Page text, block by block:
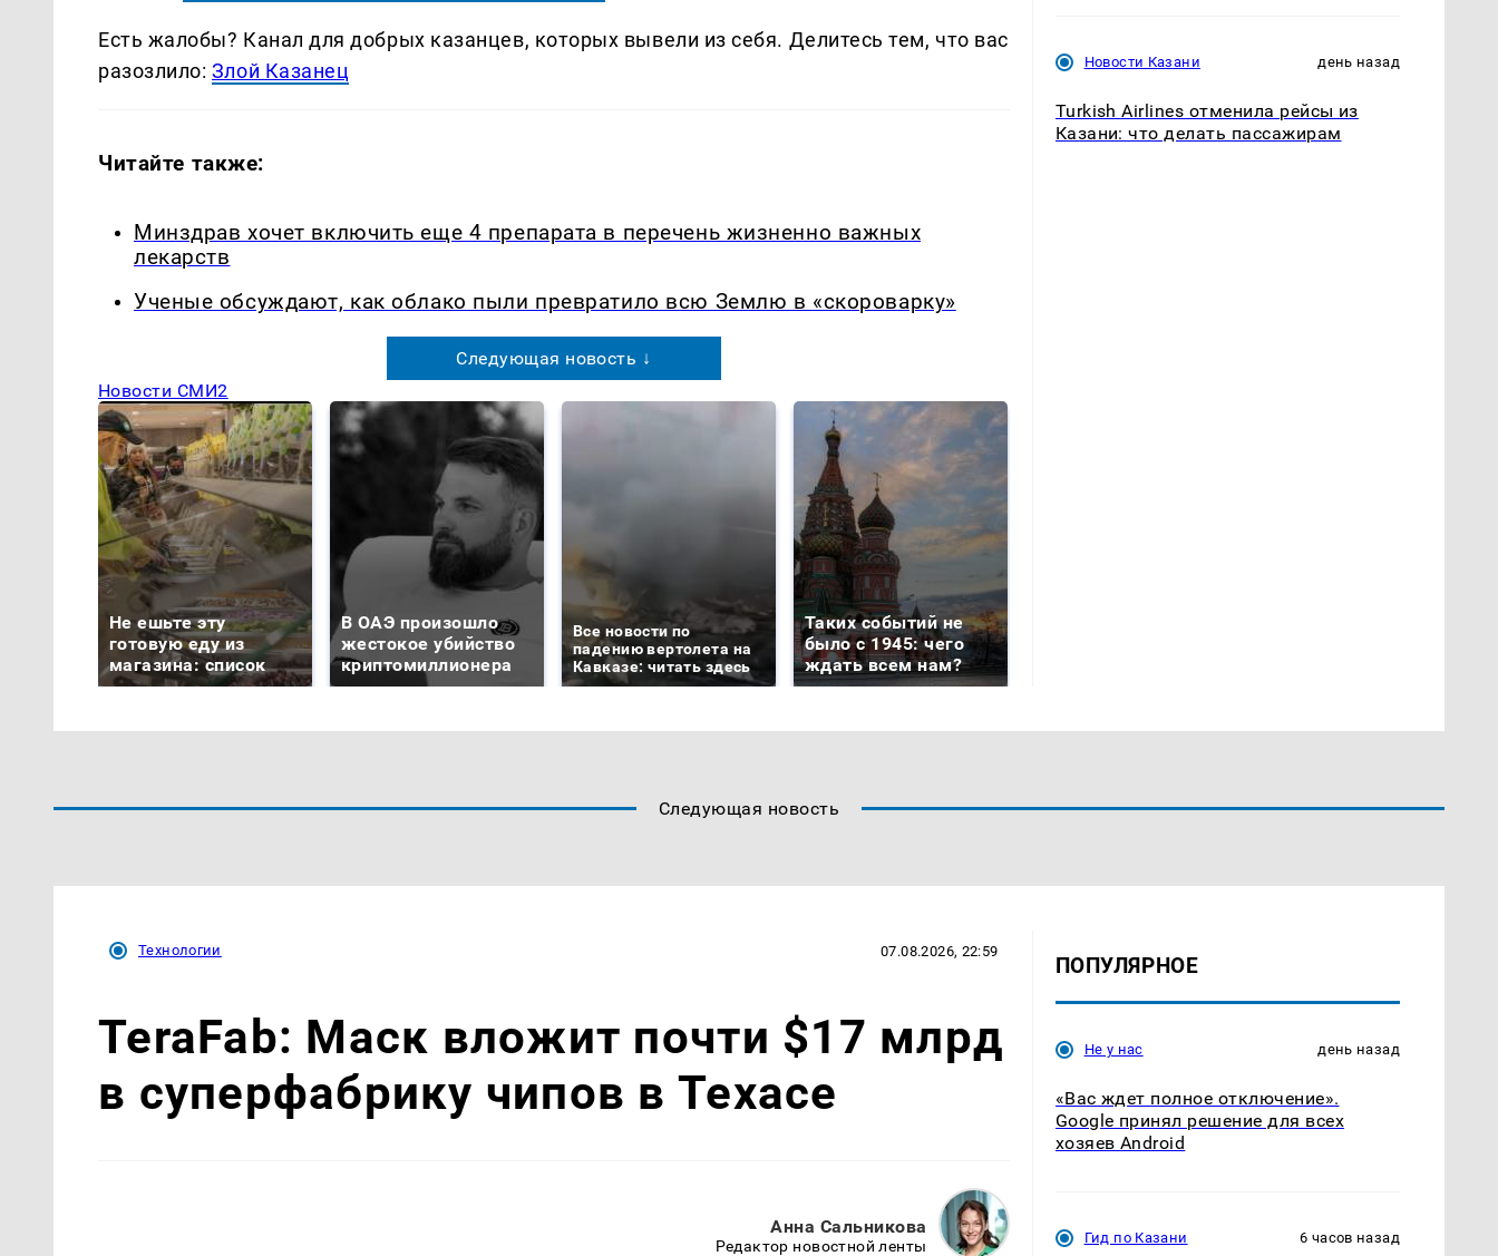
Есть жалобы? Канал для добрых казанцев, которых вывели из себя. Делитеcь тем, что вас
разозлило: Злой Казанец
Читайте также:
Минздрав хочет включить еще 4 препарата в перечень жизненно важных
лекарств
Ученые обсуждают, как облако пыли превратило всю Землю в «скороварку»
Следующая новость ↓
Новости СМИ2
Не ешьте эту
готовую еду из
магазина: список
В ОАЭ произошло
жестокое убийство
криптомиллионера
Все новости по
падению вертолета на
Кавказе: читать здесь
Таких событий не
было с 1945: чего
ждать всем нам?
Новости Казани день назад
Turkish Airlines отменила рейсы из
Казани: что делать пассажирам
Следующая новость
Технологии 07.08.2026, 22:59
TeraFab: Маск вложит почти $17 млрд
в суперфабрику чипов в Техасе
Анна Сальникова
Редактор новостной ленты
ПОПУЛЯРНОЕ
Не у нас день назад
«Вас ждет полное отключение».
Google принял решение для всех
хозяев Android
Гид по Казани 6 часов назад